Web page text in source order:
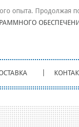
опыта. Продолжая